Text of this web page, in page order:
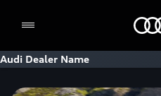
Audi Dealer Name